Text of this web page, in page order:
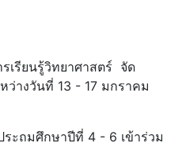
รียนรู้วิทยาศาสตร์ จัด
ว่างวันที่ 13 - 17 มกราคม
ะถมศึกษาปีที่ 4 - 6 เข้าร่วม